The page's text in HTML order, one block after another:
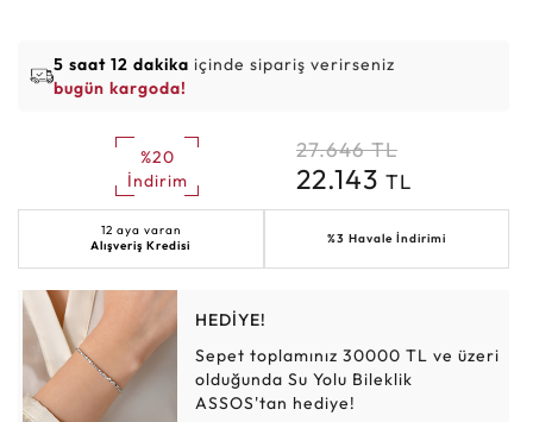
5 saat 12 dakika içinde sipariş verirseniz
bugün kargoda!
%20
İndirim
27.646 TL
22.143 TL
12 aya varan
Alışveriş Kredisi
%3 Havale İndirimi
HEDİYE!
Sepet toplamınız 30000 TL ve üzeri
olduğunda Su Yolu Bileklik
ASSOS'tan hediye!